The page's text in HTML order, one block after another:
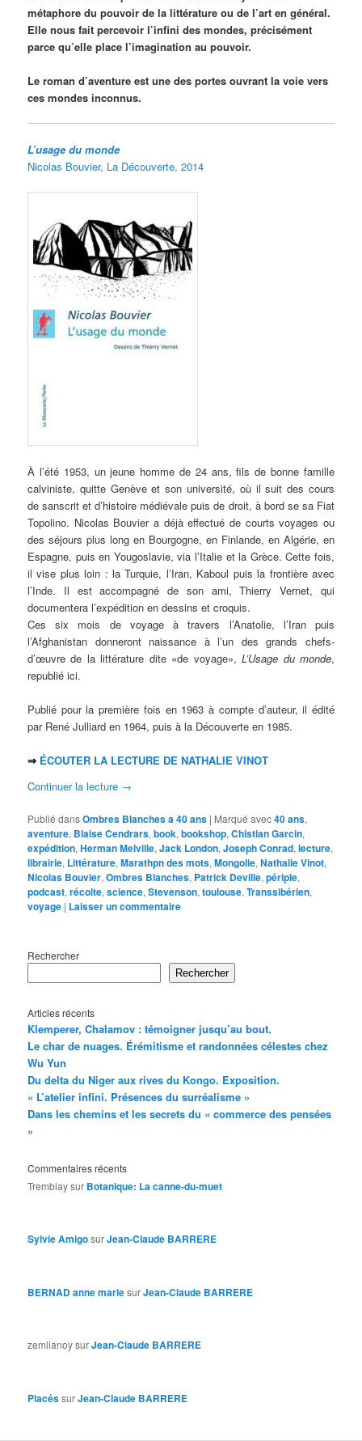
métaphore du pouvoir de la littérature ou de l’art en général.
Elle nous fait percevoir l’infini des mondes, précisément
parce qu’elle place l’imagination au pouvoir.
Le roman d’aventure est une des portes ouvrant la voie vers
ces mondes inconnus.
L’usage du monde
Nicolas Bouvier, La Découverte, 2014
À l’été 1953, un jeune homme de 24 ans, fils de bonne famille
calviniste, quitte Genève et son université, où il suit des cours
de sanscrit et d’histoire médiévale puis de droit, à bord se sa Fiat
Topolino. Nicolas Bouvier a déjà effectué de courts voyages ou
des séjours plus long en Bourgogne, en Finlande, en Algérie, en
Espagne, puis en Yougoslavie, via l’Italie et la Grèce. Cette fois,
il vise plus loin : la Turquie, l’Iran, Kaboul puis la frontière avec
l’Inde. Il est accompagné de son ami, Thierry Vernet, qui
documentera l’expédition en dessins et croquis.
Ces six mois de voyage à travers l’Anatolie, l’Iran puis
l’Afghanistan donneront naissance à l’un des grands chefs-
d’œuvre de la littérature dite «de voyage»,L’Usage du monde,
republié ici.
Publié pour la première fois en 1963 à compte d’auteur, il édité
par René Julliard en 1964, puis à la Découverte en 1985.
⇒ ÉCOUTER LA LECTURE DE NATHALIE VINOT
Continuer la lecture →
Publié dansOmbres Blanches a 40 ans | Marqué avec40 ans,
aventure, Blaise Cendrars,book,bookshop,Chistian Garcin,
expédition,Herman Melville,Jack London,Joseph Conrad,lecture,
librairie, Littérature,Marathpn des mots,Mongolie,Nathalie Vinot,
Nicolas Bouvier,Ombres Blanches, Patrick Deville,périple,
podcast,récolte,science,Stevenson,toulouse,Transsibérien,
voyage | Laisser un commentaire
Rechercher
Rechercher
Articles récents
Klemperer, Chalamov : témoigner jusqu’au bout.
Le char de nuages. Érémitisme et randonnées célestes chez
Wu Yun
Du delta du Niger aux rives du Kongo. Exposition.
« L’atelier infini. Présences du surréalisme »
Dans les chemins et les secrets du « commerce des pensées
»
Commentaires récents
Tremblaysur Botanique: La canne-du-muet
Sylvie AmigosurJean-Claude BARRERE
BERNAD anne mariesurJean-Claude BARRERE
zemlianoysurJean-Claude BARRERE
PlacéssurJean-Claude BARRERE